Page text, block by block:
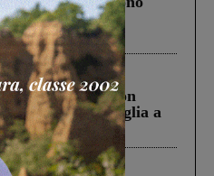
Lo schianto, il
fra tir....
di Castiglion
ucciso la figlia a